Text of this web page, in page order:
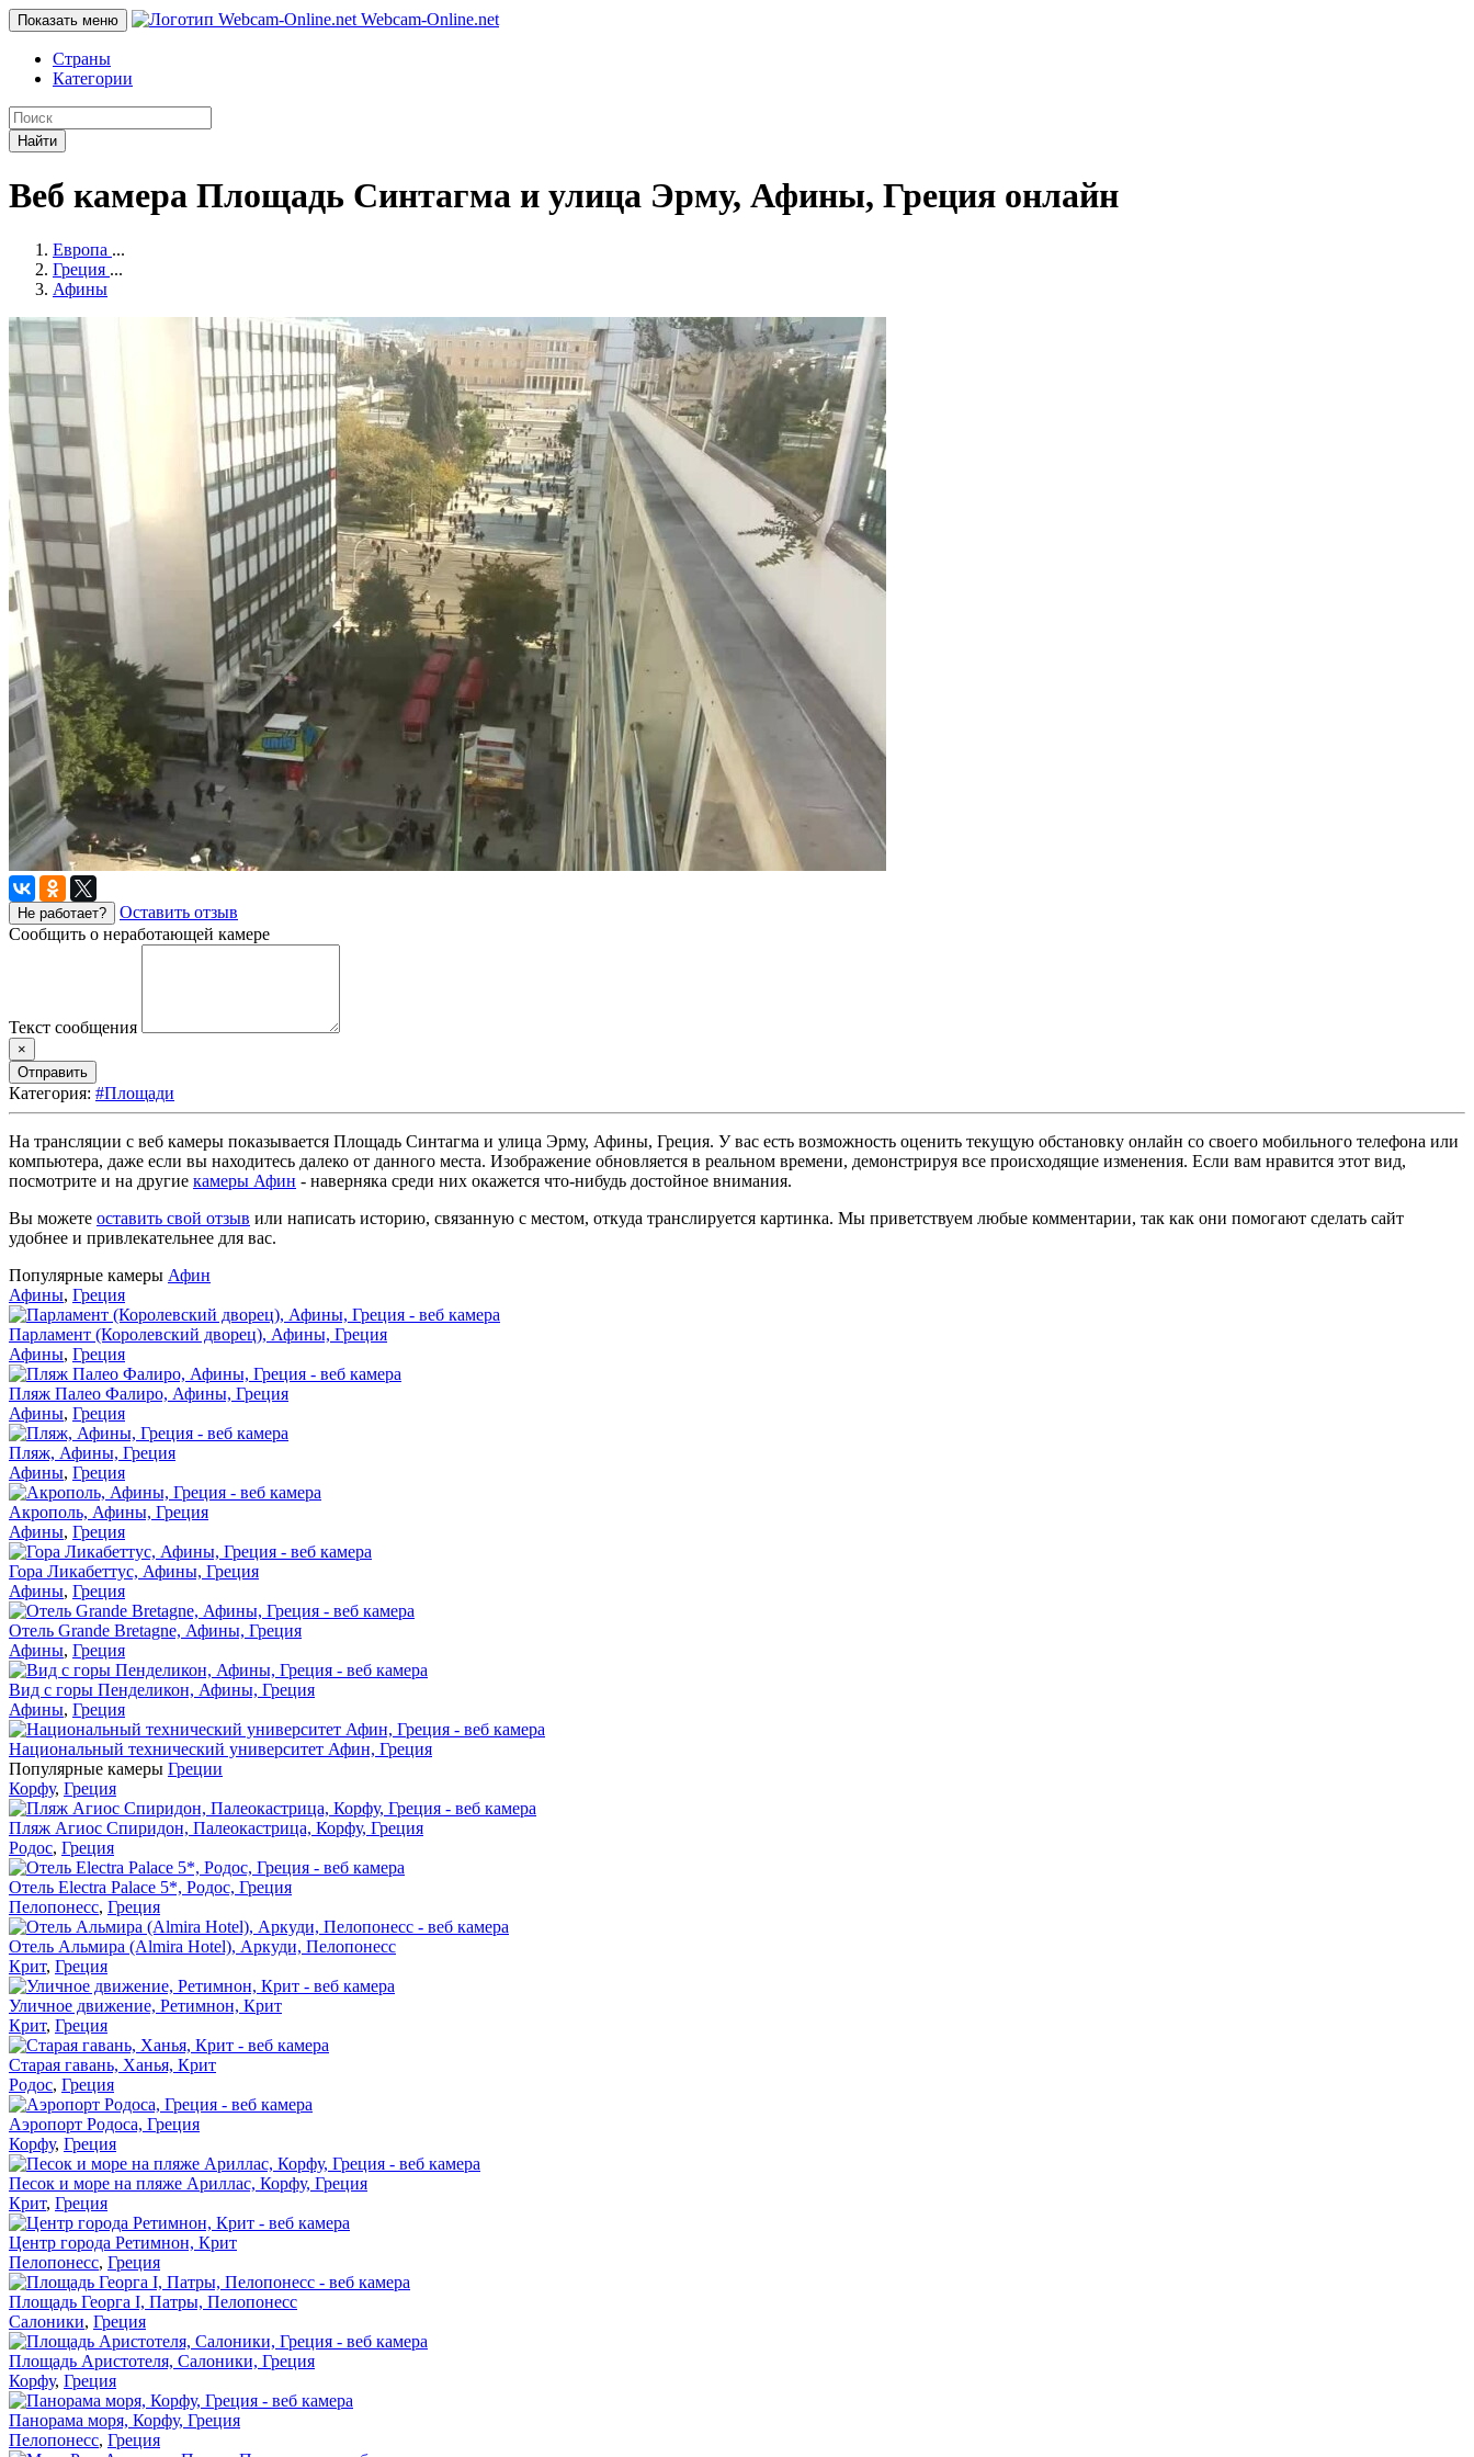
Показать меню Webcam-Online.net
Страны
Категории
Найти
Веб камера Площадь Синтагма и улица Эрму, Афины, Греция онлайн
Европа ...
Греция ...
Афины
Не работает?
Оставить отзыв
Сообщить о неработающей камере
Текст сообщения
×
Отправить
Категория: #Площади
На трансляции с веб камеры показывается Площадь Синтагма и улица Эрму, Афины, Греция. У вас есть возможность оценить текущую обстановку онлайн со своего мобильного телефона или
компьютера, даже если вы находитесь далеко от данного места. Изображение обновляется в реальном времени, демонстрируя все происходящие изменения. Если вам нравится этот вид,
посмотрите и на другие камеры Афин - наверняка среди них окажется что-нибудь достойное внимания.
Вы можете оставить свой отзыв или написать историю, связанную с местом, откуда транслируется картинка. Мы приветствуем любые комментарии, так как они помогают сделать сайт
удобнее и привлекательнее для вас.
Популярные камеры Афин
Афины, Греция
Парламент (Королевский дворец), Афины, Греция
Афины, Греция
Пляж Палео Фалиро, Афины, Греция
Афины, Греция
Пляж, Афины, Греция
Афины, Греция
Акрополь, Афины, Греция
Афины, Греция
Гора Ликабеттус, Афины, Греция
Афины, Греция
Отель Grande Bretagne, Афины, Греция
Афины, Греция
Вид с горы Пенделикон, Афины, Греция
Афины, Греция
Национальный технический университет Афин, Греция
Популярные камеры Греции
Корфу, Греция
Пляж Агиос Спиридон, Палеокастрица, Корфу, Греция
Родос, Греция
Отель Electra Palace 5*, Родос, Греция
Пелопонесс, Греция
Отель Альмира (Almira Hotel), Аркуди, Пелопонесс
Крит, Греция
Уличное движение, Ретимнон, Крит
Крит, Греция
Старая гавань, Ханья, Крит
Родос, Греция
Аэропорт Родоса, Греция
Корфу, Греция
Песок и море на пляже Ариллас, Корфу, Греция
Крит, Греция
Центр города Ретимнон, Крит
Пелопонесс, Греция
Площадь Георга I, Патры, Пелопонесс
Салоники, Греция
Площадь Аристотеля, Салоники, Греция
Корфу, Греция
Панорама моря, Корфу, Греция
Пелопонесс, Греция